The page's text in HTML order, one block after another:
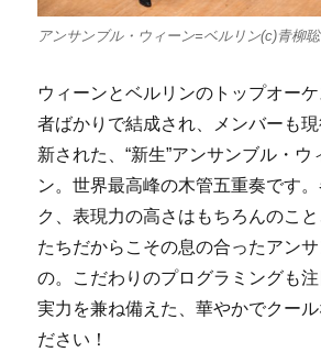
アンサンブル・ウィーン=ベルリン(c)青柳聡
ウィーンとベルリンのトップオー
者ばかりで結成され、メンバーも
新された、“新生”アンサンブル・ウ
ン。世界最高峰の木管五重奏です
ク、表現力の高さはもちろんのこ
たちだからこその息の合ったアン
の。こだわりのプログラミングも
実力を兼ね備えた、華やかでクール
ださい！